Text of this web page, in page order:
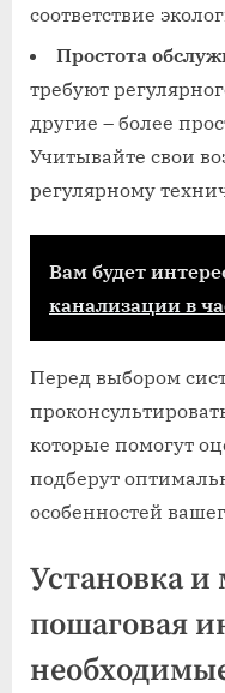
соответствие
Простота
требуют
другие – более
Учитывайте свои
регулярному
Вам будет
канализации в
Перед выбором
которые помогут
подберут
особенностей
Установка и
пошаговая